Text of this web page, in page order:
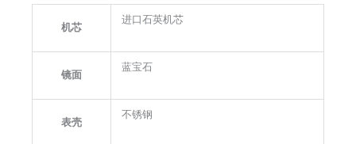
机芯
进口石英机芯
镜面
蓝宝石
表壳
不锈钢